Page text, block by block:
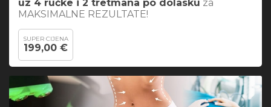
uz 4 ručke i 2 tretmana po dolasku za
MAKSIMALNE REZULTATE!
SUPER CIJENA
199,00 €